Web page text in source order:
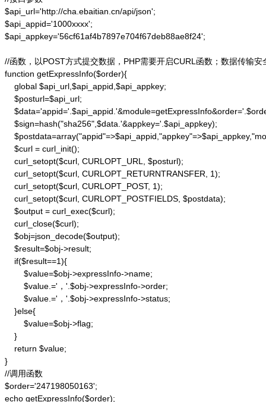
$api_url='http://cha.ebaitian.cn/api/json';
$api_appid='1000xxxx';
$api_appkey='56cf61af4b7897e704f67deb88ae8f24';
//函数，以POST方式提交数据，PHP需要开启CURL函数；数据传输安
function getExpressInfo($order){
    global $api_url,$api_appid,$api_appkey;
    $posturl=$api_url;
    $sign=hash("sha256",$data.'&appkey='.$api_appkey);
    $curl = curl_init();
    curl_setopt($curl, CURLOPT_URL, $posturl);
    curl_setopt($curl, CURLOPT_RETURNTRANSFER, 1);
    curl_setopt($curl, CURLOPT_POST, 1);
    curl_setopt($curl, CURLOPT_POSTFIELDS, $postdata);
    $output = curl_exec($curl);
    curl_close($curl);
    $obj=json_decode($output);
    $result=$obj->result;
    if($result==1){
        $value=$obj->expressInfo->name;
        $value.='，'.$obj->expressInfo->order;
        $value.='，'.$obj->expressInfo->status;
    }else{
        $value=$obj->flag;
    }
    return $value;
}
//调用函数
$order='247198050163';
echo getExpressInfo($order);